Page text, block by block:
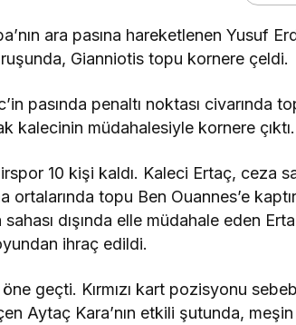
ara pasına hareketlenen Yusuf
Gianniotis topu kornere çeldi.
pasında penaltı noktası civarında
kalecinin müdahalesiyle kornere çıktı.
10 kişi kaldı. Kaleci Ertaç, ceza
ortalarında topu Ben Ouannes’e
dışında elle müdahale eden
ihraç edildi.
geçti. Kırmızı kart pozisyonu
Aytaç Kara’nın etkili şutunda,